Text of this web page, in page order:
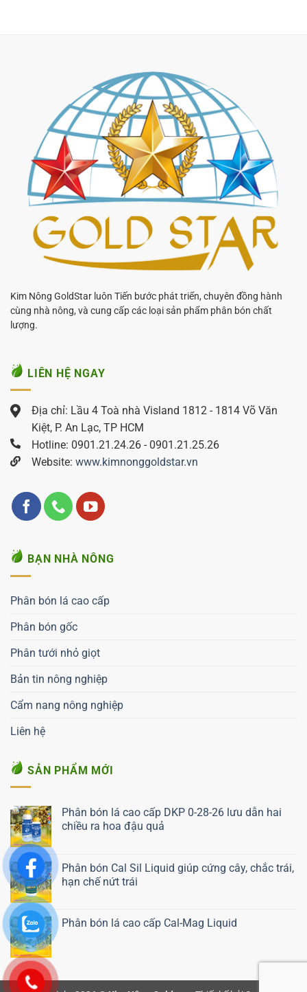
Kim Nông GoldStar luôn Tiến bước phát triển, chuyên đồng hành
cùng nhà nông, và cung cấp các loại sản phẩm phân bón chất
lượng.
LIÊN HỆ NGAY
Địa chỉ: Lầu 4 Toà nhà Visland 1812 - 1814 Võ Văn
Kiệt, P. An Lạc, TP HCM
Hotline: 0901.21.24.26 - 0901.21.25.26
Website: www.kimnonggoldstar.vn
BẠN NHÀ NÔNG
Phân bón lá cao cấp
Phân bón gốc
Phân tưới nhỏ giọt
Bản tin nông nghiệp
Cẩm nang nông nghiệp
Liên hệ
SẢN PHẨM MỚI
Phân bón lá cao cấp DKP 0-28-26 lưu dẫn hai
chiều ra hoa đậu quả
Phân bón Cal Sil Liquid giúp cứng cây, chắc trái,
hạn chế nứt trái
Phân bón lá cao cấp Cal-Mag Liquid